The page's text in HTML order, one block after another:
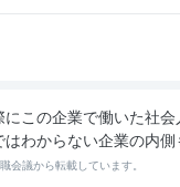
この企業で働いた社会
わからない企業の内
会議から転載しています。